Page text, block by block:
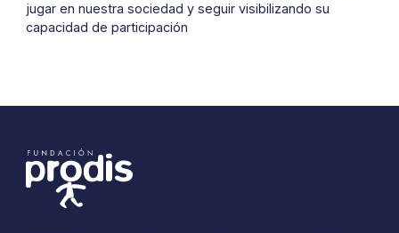
jugar en nuestra sociedad y seguir visibilizando su
capacidad de participación